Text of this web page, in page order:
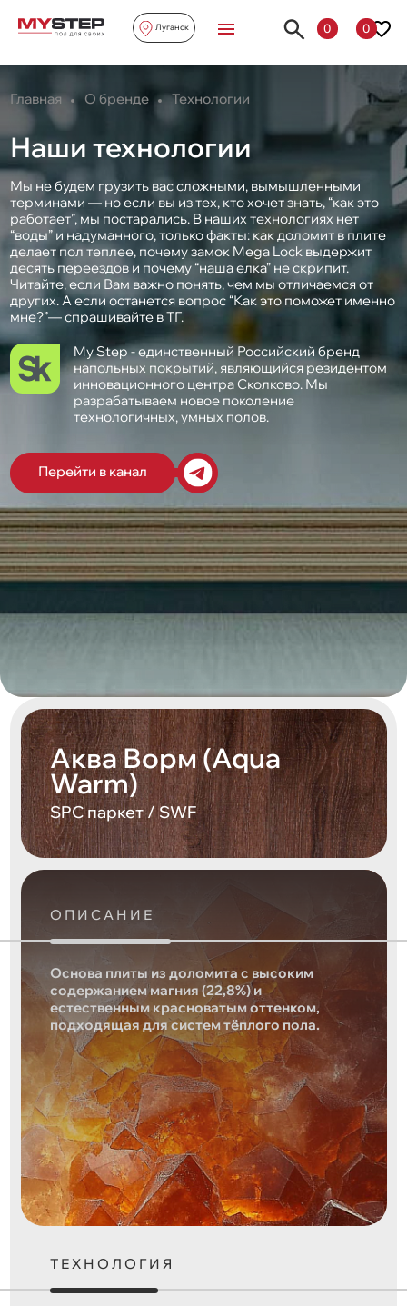
Луганск 0 0
Главная О бренде Технологии
Наши технологии
Мы не будем грузить вас сложными, вымышленными
терминами — но если вы из тех, кто хочет знать, “как это
работает”, мы постарались. В наших технологиях нет
“воды” и надуманного, только факты: как доломит в плите
делает пол теплее, почему замок Mega Lock выдержит
десять переездов и почему “наша елка” не скрипит.
Читайте, если Вам важно понять, чем мы отличаемся от
других. А если останется вопрос “Как это поможет именно
мне?”— спрашивайте в ТГ.
My Step - единственный Российский бренд
напольных покрытий, являющийся резидентом
инновационного центра Сколково. Мы
разрабатываем новое поколение
технологичных, умных полов.
Перейти в канал
Аква Ворм (Aqua
Warm)
SPC паркет / SWF
ОПИСАНИЕ
Основа плиты из доломита с высоким
содержанием магния (22,8%) и
естественным красноватым оттенком,
подходящая для систем тёплого пола.
ТЕХНОЛОГИЯ